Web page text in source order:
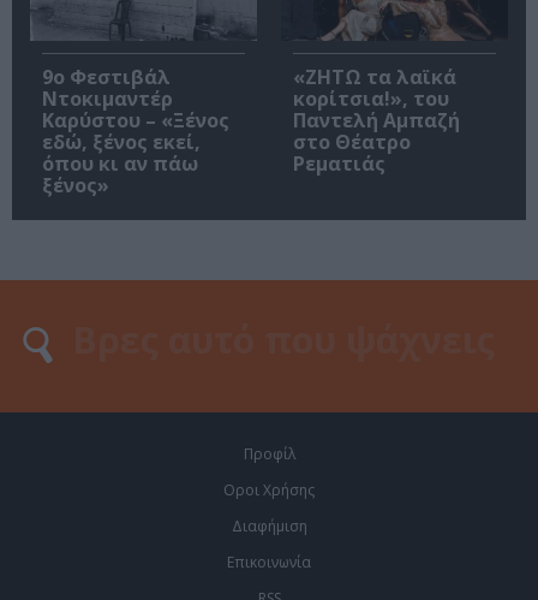
9ο Φεστιβάλ
Ντοκιμαντέρ
Καρύστου – «Ξένος
εδώ, ξένος εκεί,
όπου κι αν πάω
ξένος»
«ΖΗΤΩ τα λαϊκά
κορίτσια!», του
Παντελή Αμπαζή
στο Θέατρο
Ρεματιάς
Προφίλ
Οροι Χρήσης
Διαφήμιση
Επικοινωνία